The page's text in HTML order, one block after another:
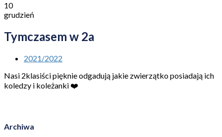
10
grudzień
Tymczasem w 2a
2021/2022
Nasi 2klasiści pięknie odgadują jakie zwierzątko posiadają ich
koledzy i koleżanki ❤️
Archiwa